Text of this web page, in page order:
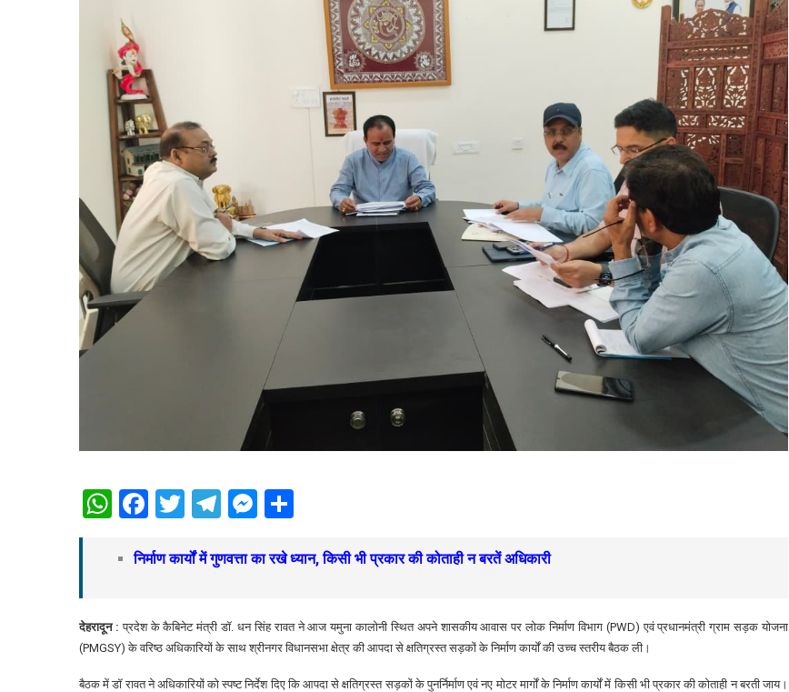
WhatsApp
Facebook
Twitter
Telegram
Messenger
निर्माण कार्यों में गुणवत्ता का रखे ध्यान, किसी भी प्रकार की कोताही न बरतें अधिकारी
देहरादून :प्रदेश के कैबिनेट मंत्री डॉ. धन सिंह रावत ने आज यमुना कालोनी स्थित अपने शासकीय आवास पर लोक निर्माण विभाग (PWD) एवं प्रधानमंत्री ग्राम सड़क योजना
(PMGSY) के वरिष्ठ अधिकारियों के साथ श्रीनगर विधानसभा क्षेत्र की आपदा से क्षतिग्रस्त सड़कों के निर्माण कार्यों की उच्च स्तरीय बैठक ली।
बैठक में डॉ रावत ने अधिकारियों को स्पष्ट निर्देश दिए कि आपदा से क्षतिग्रस्त सड़कों के पुनर्निर्माण एवं नए मोटर मार्गों के निर्माण कार्यों में किसी भी प्रकार की कोताही न बरती जाय।